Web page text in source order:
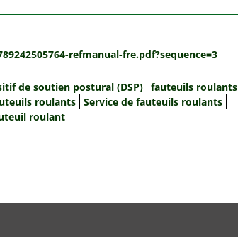
refmanual-fre.pdf?sequence=3
de soutien postural (DSP) fauteuils roulants
roulants Service de fauteuils roulants
roulant